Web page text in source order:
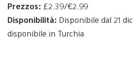
Prezzos: £2.39/€2.99
Disponibilità: Disponibile dal 21
disponibile in Turchia